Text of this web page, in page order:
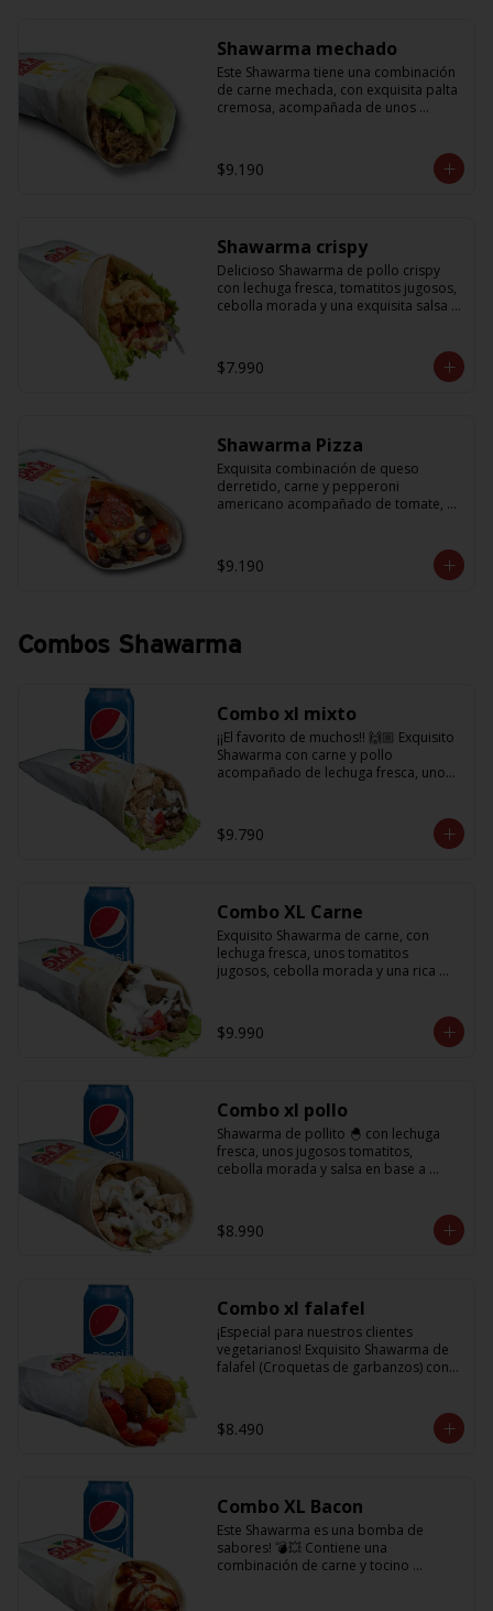
Shawarma mechado
Este Shawarma tiene una combinación
de carne mechada, con exquisita palta
cremosa, acompañada de unos
salsa imperdible de cilantro! Sabores
que te harán subir al cielo y bajar por
$9.190
Shawarma crispy
Delicioso Shawarma de pollo crispy
con lechuga fresca, tomatitos jugosos,
cebolla morada y una exquisita salsa
$7.990
Shawarma Pizza
Exquisita combinación de queso
derretido, carne y pepperoni
americano acompañado de tomate,
$9.190
Combos Shawarma
Combo xl mixto
¡¡El favorito de muchos!! 🙌🏼 Exquisito
Shawarma con carne y pollo
acompañado de lechuga fresca, unos
refrescante bebida de 350 cc
$9.790
Combo XL Carne
Exquisito Shawarma de carne, con
lechuga fresca, unos tomatitos
jugosos, cebolla morada y una rica
$9.990
Combo xl pollo
Shawarma de pollito 🐣 con lechuga
fresca, unos jugosos tomatitos,
cebolla morada y salsa en base a
$8.990
Combo xl falafel
¡Especial para nuestros clientes
vegetarianos! Exquisito Shawarma de
falafel (Croquetas de garbanzos) con
lactonesa  +  refrescante bebida 350 cc
$8.490
Combo XL Bacon
Este Shawarma es una bomba de
sabores! 💣💥 Contiene una
combinación de carne y tocino